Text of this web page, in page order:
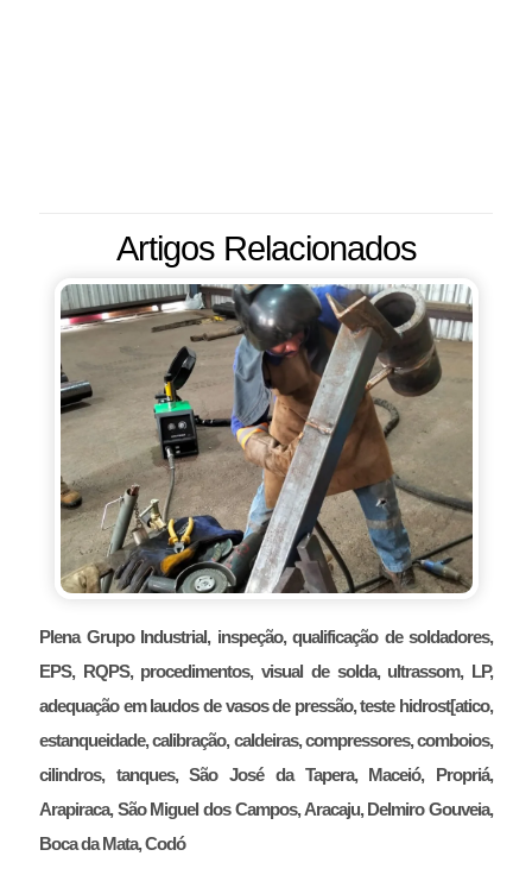
Artigos Relacionados
Plena Grupo Industrial, inspeção, qualificação de soldadores,
EPS, RQPS, procedimentos, visual de solda, ultrassom, LP,
adequação em laudos de vasos de pressão, teste hidrost[atico,
estanqueidade, calibração, caldeiras, compressores, comboios,
cilindros, tanques, São José da Tapera, Maceió, Propriá,
Arapiraca, São Miguel dos Campos, Aracaju, Delmiro Gouveia,
Boca da Mata, Codó